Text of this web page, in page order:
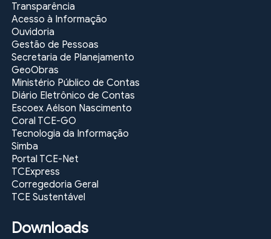
Transparência
Acesso à Informação
Ouvidoria
Gestão de Pessoas
Secretaria de Planejamento
GeoObras
Ministério Público de Contas
Diário Eletrônico de Contas
Escoex Aélson Nascimento
Coral TCE-GO
Tecnologia da Informação
Simba
Portal TCE-Net
TCExpress
Corregedoria Geral
TCE Sustentável
Downloads